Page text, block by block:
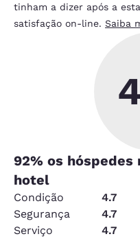
tinham a dizer após a
satisfação on-line. Saiba
92% os hóspedes
hotel
Condição 4.7
Segurança
4.7
Serviço
4.7